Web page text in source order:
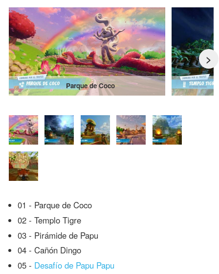
>
Parque de Coco
01 - Parque de Coco
02 - Templo Tigre
03 - Pirámide de Papu
04 - Cañón Dingo
05 - Desafío de Papu Papu